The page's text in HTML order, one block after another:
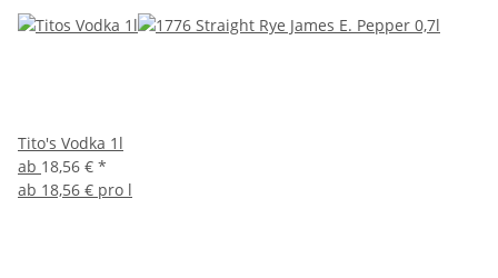
Tito's Vodka 1l
ab 18,56 € *
ab 18,56 € pro l